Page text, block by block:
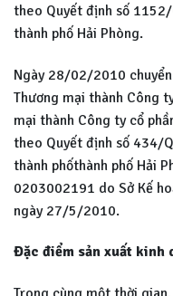
theo Quyết định số
thành phố Hải Phòng.
Ngày 28/02/2010
Thương mại thành Công
mại thành Công ty cổ
theo Quyết định số 434/
thành phốthành phố Hải
0203002191 do Sở Kế
ngày 27/5/2010.
Đặc điểm sản xuất kinh